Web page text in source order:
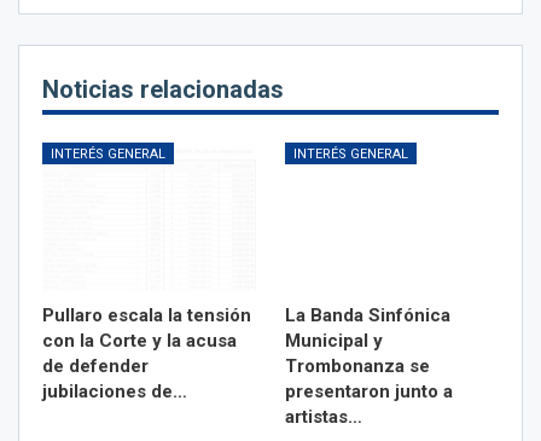
Noticias relacionadas
INTERÉS GENERAL
Pullaro escala la tensión
con la Corte y la acusa
de defender
jubilaciones de…
INTERÉS GENERAL
La Banda Sinfónica
Municipal y
Trombonanza se
presentaron junto a
artistas…